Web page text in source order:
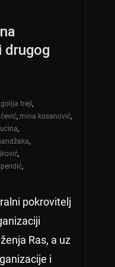
drugog
golija trejl ,
, mina kosanović,
,
,
,
,
pokrovitelj
Ras, a uz
i